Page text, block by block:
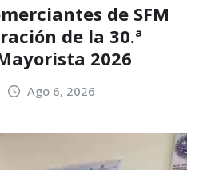
de SFM
de la 30.ª
2026
Ago 6, 2026